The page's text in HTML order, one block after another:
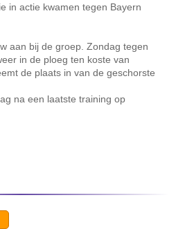
in actie kwamen tegen Bayern
aan bij de groep. Zondag tegen
in de ploeg ten koste van
de plaats in van de geschorste
na een laatste training op